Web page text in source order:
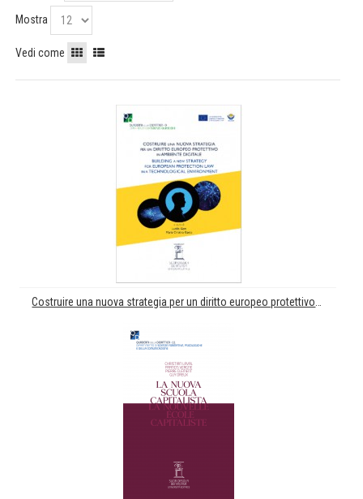
Mostra
Vedi come